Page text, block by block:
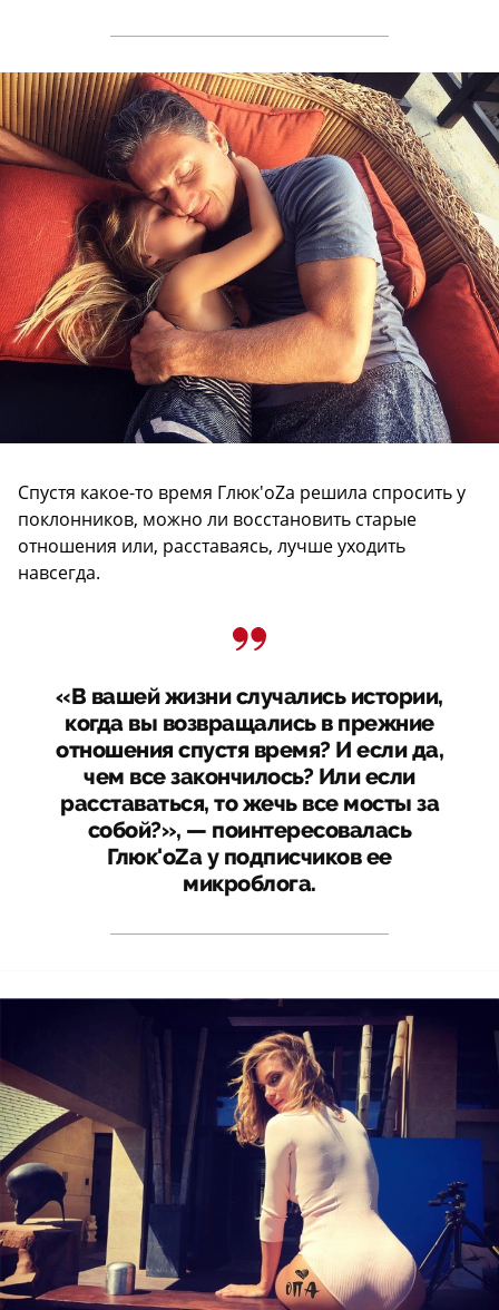
Спустя какое-то время Глюк'оZа решила спросить у
поклонников, можно ли восстановить старые
отношения или, расставаясь, лучше уходить
навсегда.
«В вашей жизни случались истории,
когда вы возвращались в прежние
отношения спустя время? И если да,
чем все закончилось? Или если
расставаться, то жечь все мосты за
собой?», — поинтересовалась
Глюк'оZа у подписчиков ее
микроблога.